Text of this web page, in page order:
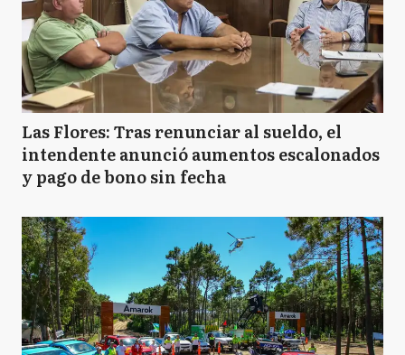
Las Flores: Tras renunciar al sueldo, el
intendente anunció aumentos escalonados
y pago de bono sin fecha